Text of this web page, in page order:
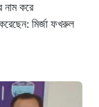
নাম করে
মির্জা ফখরুল
হত্যা